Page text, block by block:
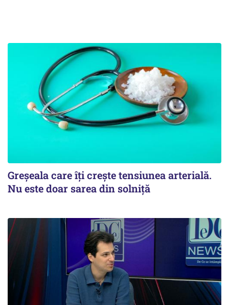
Greșeala care îți crește tensiunea arterială.
Nu este doar sarea din solniță